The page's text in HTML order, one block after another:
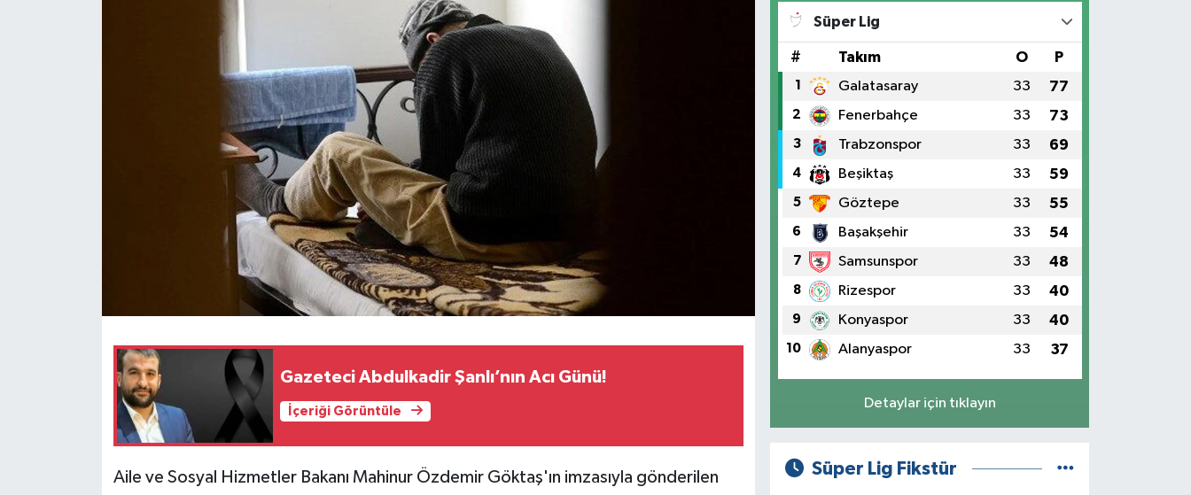
Gazeteci Abdulkadir Şanlı’nın Acı Günü!
İçeriği Görüntüle
Aile ve Sosyal Hizmetler Bakanı Mahinur Özdemir Göktaş'ın imzasıyla gönderilen
Süper Lig
# Takım O P
1 Galatasaray 33 77
2 Fenerbahçe 33 73
3 Trabzonspor 33 69
4 Beşiktaş 33 59
5 Göztepe 33 55
6 Başakşehir 33 54
7 Samsunspor 33 48
8 Rizespor 33 40
9 Konyaspor 33 40
10 Alanyaspor 33 37
Detaylar için tıklayın
Süper Lig Fikstür